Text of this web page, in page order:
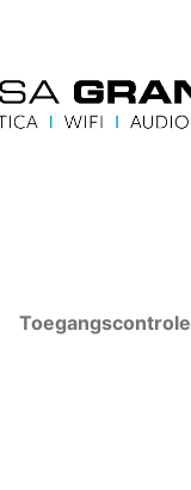
Toegangscontrole